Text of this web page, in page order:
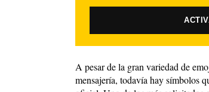
A pesar de la gran variedad de
mensajería, todavía hay símbolos